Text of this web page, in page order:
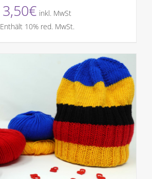
3,50€ inkl. MwSt
Enthält 10% red. MwSt.